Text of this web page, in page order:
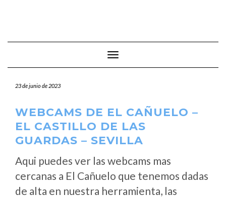
Cambiar modo de navegación
23 de junio de 2023
WEBCAMS DE EL CAÑUELO –
EL CASTILLO DE LAS
GUARDAS – SEVILLA
Aqui puedes ver las webcams mas
cercanas a El Cañuelo que tenemos dadas
de alta en nuestra herramienta, las